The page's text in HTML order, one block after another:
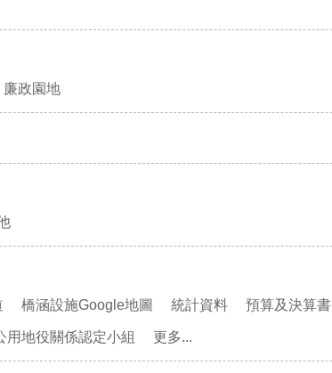
廉政園地
橋涵設施Google地圖 統計資料 預算及決算書
用地役關係認定小組 更多...